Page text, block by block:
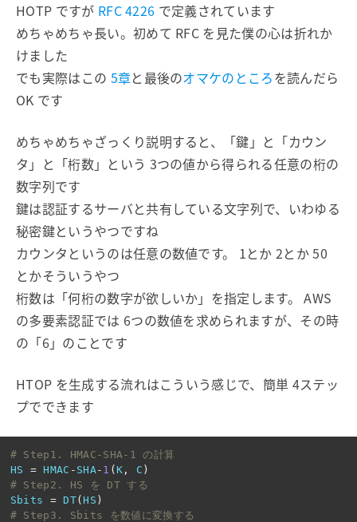
HOTP ですが RFC 4226 で定義されています
めちゃめちゃ長い。初めて RFC を見た僕の心は折れか
けました
でも実際はこの 5章と最後のオマケのところを読んだら
OK です
めちゃめちゃざっくり説明すると、「鍵」と「カウン
タ」と「桁数」という 3つの値から得られる任意の桁の
数字列です
鍵は認証するサーバと共有している文字列で、いわゆる
秘密鍵というやつですね
カウンタというのは任意の数値です。 1とか 2とか 50
とかそういうやつ
桁数は「何桁の数字が欲しいか」を指定します。 AWS
の多要素認証では 6つの数値を求められますが、その時
の「6」のことです
HTOP を生成する流れはこういう感じで、簡単 4ステッ
プでできます
# Step1. HMAC-SHA-1 の計算
HS
= HMAC - SHA - 1 ( K , C )
# Step2. HS を DT する
Sbits
= DT( HS )
# Step3. Sbits を数値に変換する